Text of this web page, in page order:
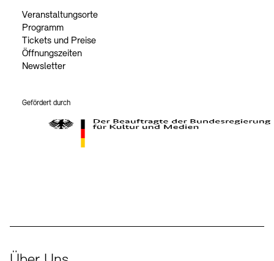
Veranstaltungsorte
Programm
Tickets und Preise
Öffnungszeiten
Newsletter
Gefördert durch